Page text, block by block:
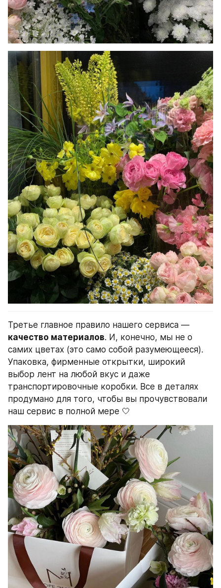
Третье главное правило нашего сервиса —
качество материалов. И, конечно, мы не о
самих цветах (это само собой разумеющееся).
Упаковка, фирменные открытки, широкий
выбор лент на любой вкус и даже
транспортировочные коробки. Все в деталях
продумано для того, чтобы вы прочувствовали
наш сервис в полной мере 🤍